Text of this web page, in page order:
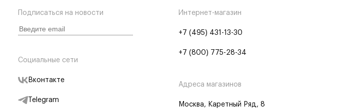
Подписаться на новости
Социальные сети
Вконтакте
Telegram
Интернет-магазин
+7 (495) 431-13-30
+7 (800) 775-28-34
Адреса магазинов
Москва, Каретный Ряд, 8